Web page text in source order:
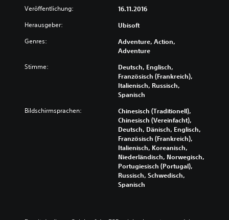
Veröffentlichung: 16.11.2016
Herausgeber: Ubisoft
Genres:
Adventure, Action,
Adventure
Stimme:
Deutsch, Englisch,
Französisch (Frankreich),
Italienisch, Russisch,
Spanisch
Bildschirmsprachen:
Chinesisch (Traditionell),
Chinesisch (Vereinfacht),
Deutsch, Dänisch, Englisch,
Französisch (Frankreich),
Italienisch, Koreanisch,
Niederländisch, Norwegisch,
Portugiesisch (Portugal),
Russisch, Schwedisch,
Spanisch